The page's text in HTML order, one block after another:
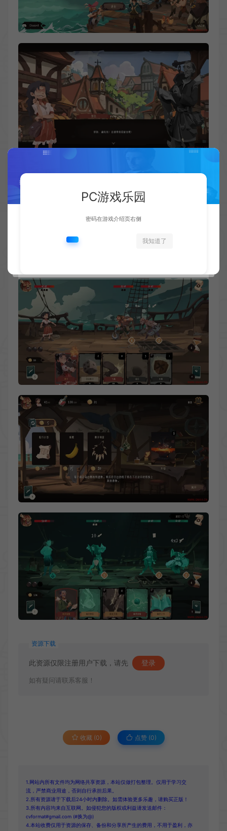
资源下载
此资源仅限注册用户下载，请先 登录
如有疑问请联系客服！
收藏 (0) 点赞 (0)
1.网站内所有文件均为网络共享资源，本站仅做打包整理。仅用于学习交
流，严禁商业用途，否则自行承担后果。
2.所有资源请于下载后24小时内删除。如需体验更多乐趣，请购买正版！
3.所有内容均来自互联网。如侵犯您的版权或利益请发送邮件：
cvformat#gmail.com (#换为@)
4.本站收费仅用于资源的保存、备份和分享所产生的费用，不用于盈利，亦
PC游戏乐园
密码在游戏介绍页右侧
我知道了